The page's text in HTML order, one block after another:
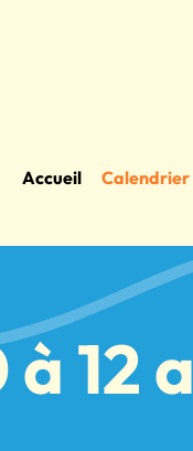
Accueil Calendrier
12